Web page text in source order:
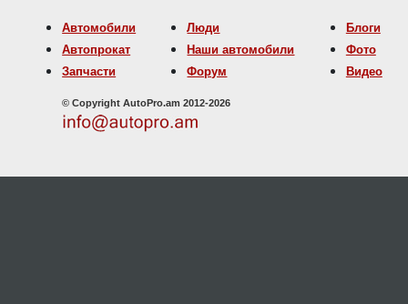
Автомобили
Автопрокат
Запчасти
Люди
Наши автомобили
Форум
Блоги
Фото
Видео
© Copyright AutoPro.am 2012-2026